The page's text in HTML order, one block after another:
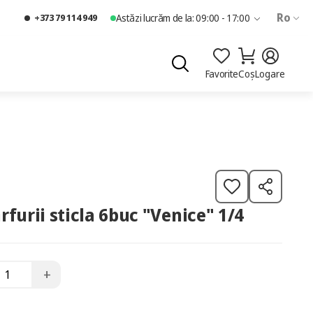
+373 79 114 949 Astăzi lucrăm de la: 09:00 - 17:00 Ro
FavoriteCoșLogare
sticla 6buc "Venice" 1/4
+